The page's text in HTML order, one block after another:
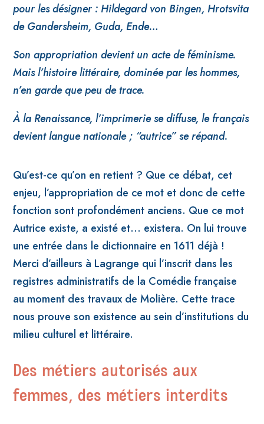
pour les désigner : Hildegard von Bingen, Hrotsvita
de Gandersheim, Guda, Ende…
Son appropriation devient un acte de féminisme.
Mais l’histoire littéraire, dominée par les hommes,
n’en garde que peu de trace.
À la Renaissance, l’imprimerie se diffuse, le français
devient langue nationale ; “autrice” se répand.
Qu’est-ce qu’on en retient ? Que ce débat, cet
enjeu, l’appropriation de ce mot et donc de cette
fonction sont profondément anciens. Que ce mot
Autrice existe, a existé et… existera. On lui trouve
une entrée dans le dictionnaire en 1611 déjà !
Merci d’ailleurs à Lagrange qui l’inscrit dans les
registres administratifs de la Comédie française
au moment des travaux de Molière. Cette trace
nous prouve son existence au sein d’institutions du
milieu culturel et littéraire.
Des métiers autorisés aux
femmes, des métiers interdits